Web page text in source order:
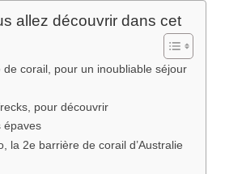
allez découvrir dans cet
corail, pour un inoubliable séjour
pour découvrir
épaves
la 2e barrière de corail d’Australie